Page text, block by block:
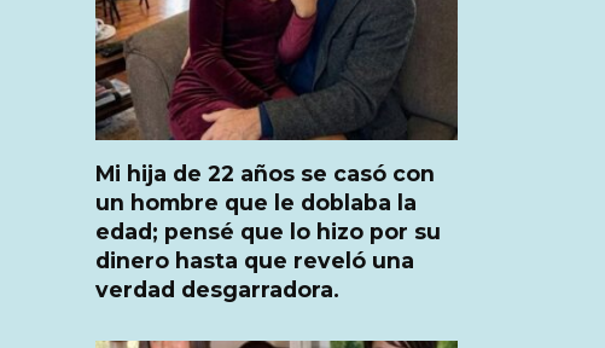
Mi hija de 22 años se casó con
un hombre que le doblaba la
edad; pensé que lo hizo por su
dinero hasta que reveló una
verdad desgarradora.